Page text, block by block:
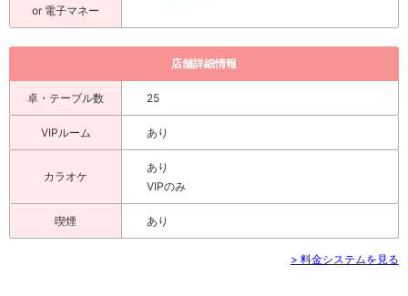
or 電子マネー
店舗詳細情報
卓・テーブル数 25
VIPルーム あり
カラオケ
あり
VIPのみ
喫煙 あり
> 料金システムを見る